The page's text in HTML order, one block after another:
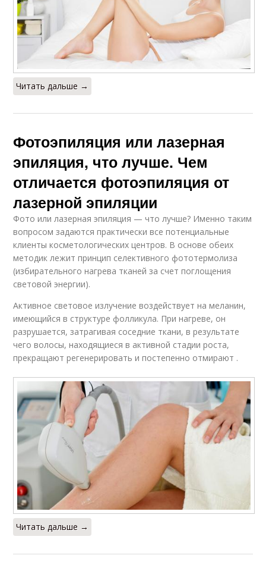
Читать дальше →
Фотоэпиляция или лазерная
эпиляция, что лучше. Чем
отличается фотоэпиляция от
лазерной эпиляции
Фото или лазерная эпиляция — что лучше? Именно таким
вопросом задаются практически все потенциальные
клиенты косметологических центров. В основе обеих
методик лежит принцип селективного фототермолиза
(избирательного нагрева тканей за счет поглощения
световой энергии).
Активное световое излучение воздействует на меланин,
имеющийся в структуре фолликула. При нагреве, он
разрушается, затрагивая соседние ткани, в результате
чего волосы, находящиеся в активной стадии роста,
прекращают регенерировать и постепенно отмирают .
Читать дальше →